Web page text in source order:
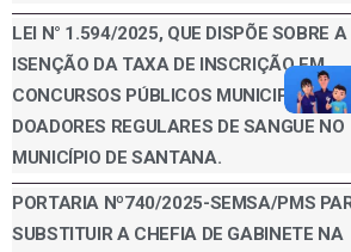
LEl N° 1.594/2025, QUE DISPÕE SOBRE A
ISENÇÃO DA TAXA DE INSCRIÇÃO EM
CONCURSOS PÚBLICOS MUNICIPAIS
DOADORES REGULARES DE SANGUE NO
MUNICÍPIO DE SANTANA.
PORTARIA Nº740/2025-SEMSA/PMS
SUBSTITUIR A CHEFIA DE GABINETE NA